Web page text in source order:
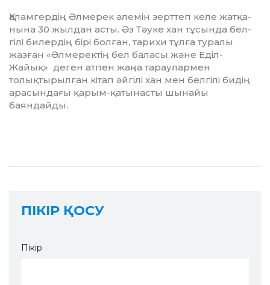
Қаламгердің Әлмерек әлемін зерттеп келе жат­қа­­
нына 30 жылдан асты. Әз Тәуке хан тұсында бел­­
гілі билердің бірі бол­ған, тарихи тұлға туралы
жазған «Әлмеректің бел баласы және Еділ-
Жайық» деген атпен жаңа тараулармен
толықтырылған кітап әй­гі­лі хан мен белгілі бидің
арасындағы қа­рым-қатынасты шынайы
баяндайды.
ПІКІР ҚОСУ
Пікір